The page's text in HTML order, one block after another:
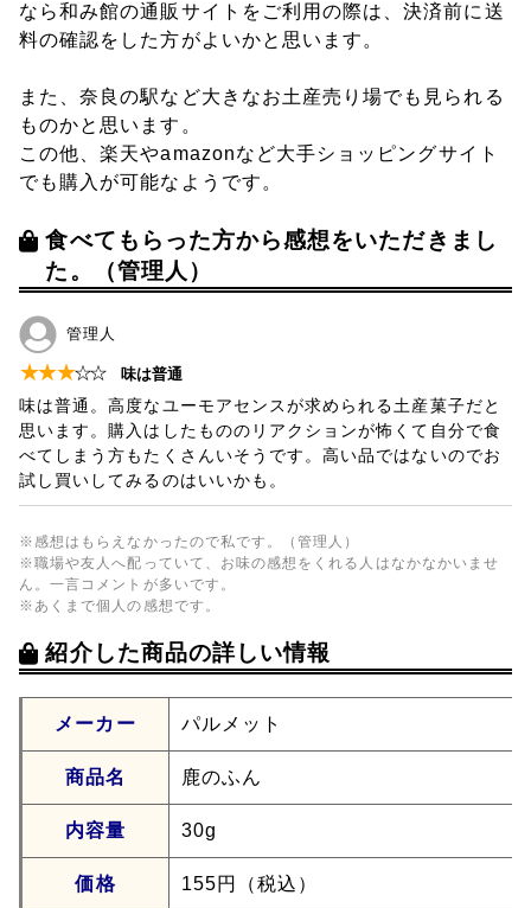
なら和み館の通販サイトをご利用の際は、決済前に送
料の確認をした方がよいかと思います。
また、奈良の駅など大きなお土産売り場でも見られる
ものかと思います。
この他、楽天やamazonなど大手ショッピングサイト
でも購入が可能なようです。
食べてもらった方から感想をいただきまし
た。（管理人）
管理人
★★★☆☆ 味は普通
味は普通。高度なユーモアセンスが求められる土産菓子だと
思います。購入はしたもののリアクションが怖くて自分で食
べてしまう方もたくさんいそうです。高い品ではないのでお
試し買いしてみるのはいいかも。
※感想はもらえなかったので私です。（管理人）
※職場や友人へ配っていて、お味の感想をくれる人はなかなかいませ
ん。一言コメントが多いです。
※あくまで個人の感想です。
紹介した商品の詳しい情報
メーカー パルメット
商品名 鹿のふん
内容量 30g
価格 155円（税込）